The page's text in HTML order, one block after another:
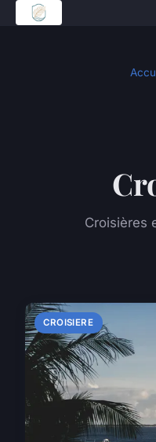
Croisières
CROISIERE